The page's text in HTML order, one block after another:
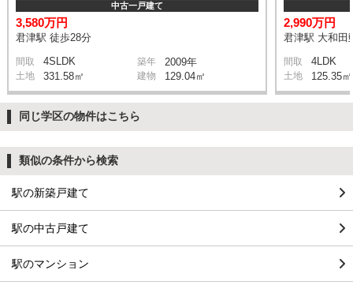
中古一戸建て
3,580万円
君津駅 徒歩28分
間取 4SLDK 築年 2009年
土地 331.58㎡ 建物 129.04㎡
2,990万円
君津駅 大和田
間取 4LDK
土地 125.35㎡
同じ学区の物件はこちら
類似の条件から検索
駅の新築戸建て
駅の中古戸建て
駅のマンション